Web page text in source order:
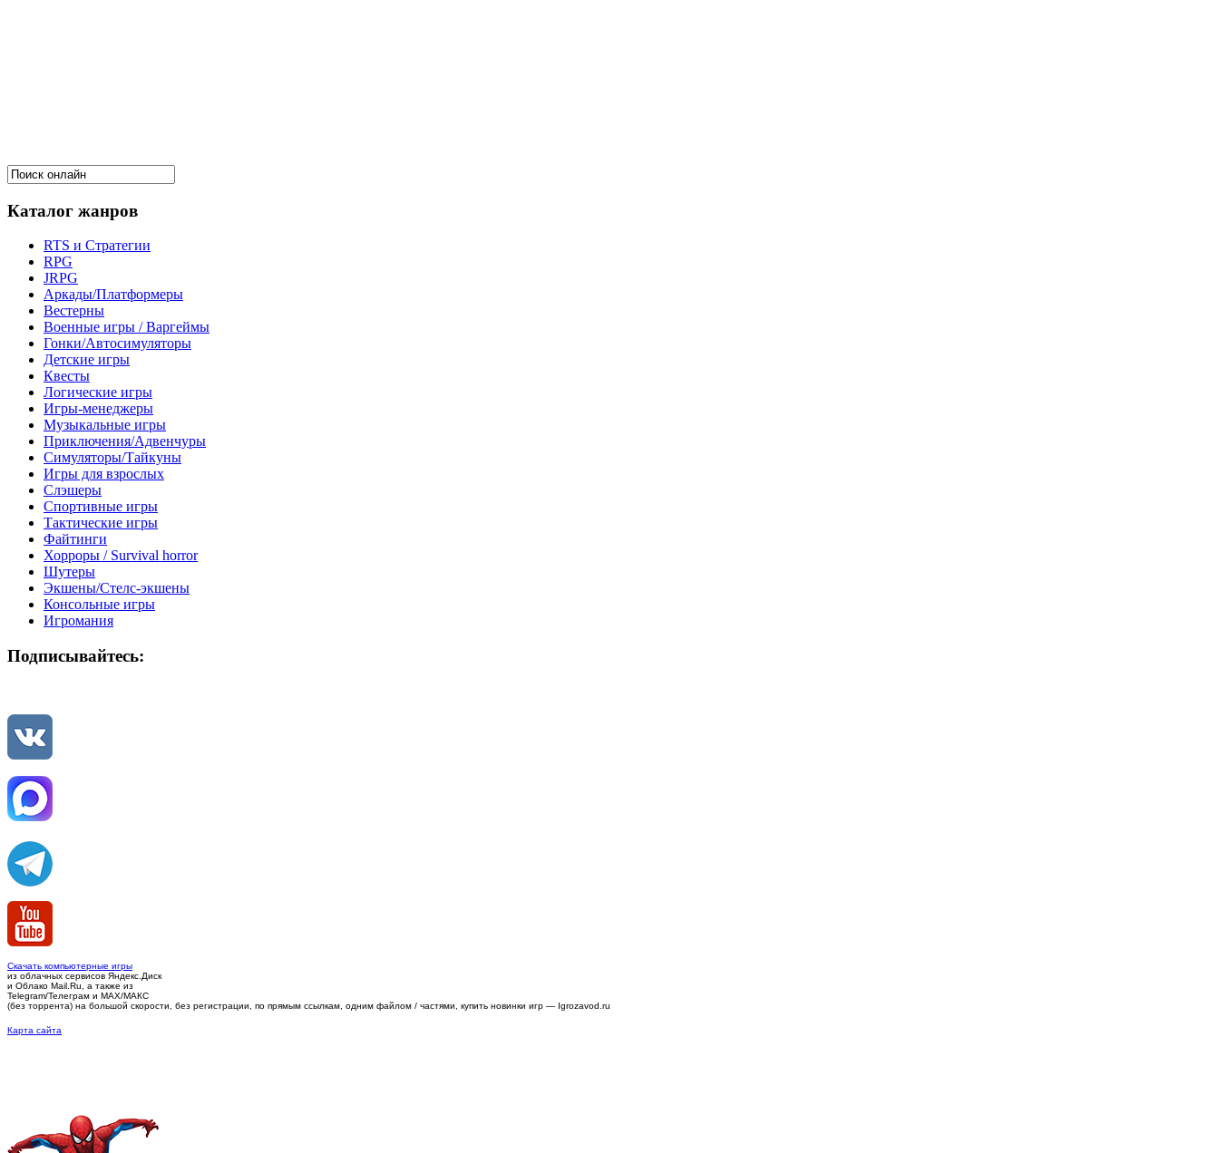
Каталог жанров
RTS и Стратегии
RPG
JRPG
Аркады/Платформеры
Вестерны
Военные игры / Варгеймы
Гонки/Автосимуляторы
Детские игры
Квесты
Логические игры
Игры-менеджеры
Музыкальные игры
Приключения/Адвенчуры
Симуляторы/Тайкуны
Игры для взрослых
Слэшеры
Спортивные игры
Тактические игры
Файтинги
Хорроры / Survival horror
Шутеры
Экшены/Стелс-экшены
Консольные игры
Игромания
Подписывайтесь:
Скачать компьютерные игры
из облачных сервисов Яндекс.Диск
и Облако Mail.Ru, а также из
Telegram/Телеграм и MAX/МАКС
(без торрента) на большой скорости, без регистрации, по прямым ссылкам, одним файлом / частями, купить новинки игр — Igrozavod.ru
Карта сайта